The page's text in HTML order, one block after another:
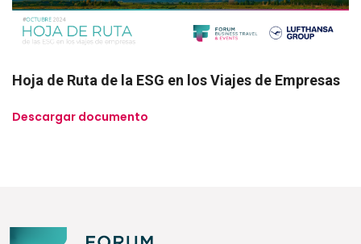
Hoja de Ruta de la ESG en los Viajes de Empresas
Descargar documento